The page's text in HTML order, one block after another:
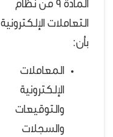
المادة 9 من نظام
التعاملات الإلكترونية
بأن:
المعاملات
الإلكترونية
والتوقيعات
والسجلات